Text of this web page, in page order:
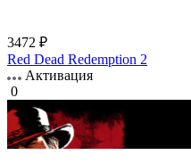
3472 ₽
Red Dead Redemption 2
Активация
0